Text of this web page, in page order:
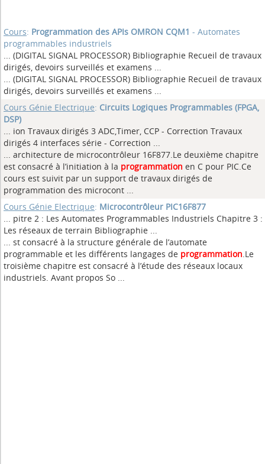
Cours: Programmation des APIs OMRON CQM1 - Automates
programmables industriels
... (DIGITAL SIGNAL PROCESSOR) Bibliographie Recueil de travaux
dirigés, devoirs surveillés et examens ...
... (DIGITAL SIGNAL PROCESSOR) Bibliographie Recueil de travaux
dirigés, devoirs surveillés et examens ...
Cours Génie Electrique: Circuits Logiques Programmables (FPGA,
DSP)
... ion Travaux dirigés 3 ADC,Timer, CCP - Correction Travaux
dirigés 4 interfaces série - Correction ...
... architecture de microcontrôleur 16F877.Le deuxième chapitre
est consacré à l’initiation à la programmation en C pour PIC.Ce
cours est suivit par un support de travaux dirigés de
programmation des microcont ...
Cours Génie Electrique: Microcontrôleur PIC16F877
... pitre 2 : Les Automates Programmables Industriels Chapitre 3 :
Les réseaux de terrain Bibliographie ...
... st consacré à la structure générale de l’automate
programmable et les différents langages de programmation.Le
troisième chapitre est consacré à l’étude des réseaux locaux
industriels. Avant propos So ...